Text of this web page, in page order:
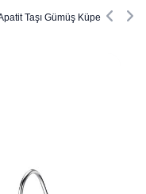
Taşı Gümüş Küpe